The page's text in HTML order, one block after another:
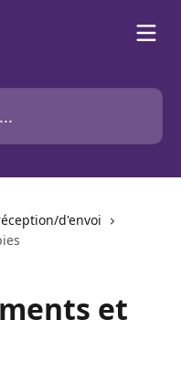
d'envoi
et